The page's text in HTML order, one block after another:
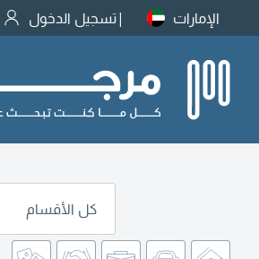
الإمارات تسجيل الدخول
كل الأقسام